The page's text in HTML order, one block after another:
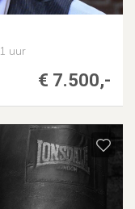
1 uur
€ 7.500,-